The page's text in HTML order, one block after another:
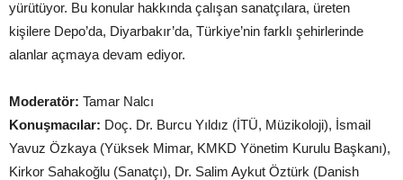
yürütüyor. Bu konular hakkında çalışan sanatçılara, üreten
kişilere Depo’da, Diyarbakır’da, Türkiye’nin farklı şehirlerinde
alanlar açmaya devam ediyor.
Moderatör: Tamar Nalcı
Konuşmacılar: Doç. Dr. Burcu Yıldız (İTÜ, Müzikoloji), İsmail
Yavuz Özkaya (Yüksek Mimar, KMKD Yönetim Kurulu Başkanı),
Kirkor Sahakoğlu (Sanatçı), Dr. Salim Aykut Öztürk (Danish